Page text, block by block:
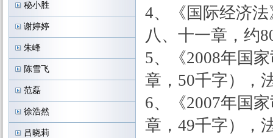
秘小胜
谢婷婷
朱峰
陈雪飞
范磊
徐浩然
吕晓莉
4、《国际经济
八、十一章，约
5、《2008年国
章，50千字），
6、《2007年国
章，49千字），